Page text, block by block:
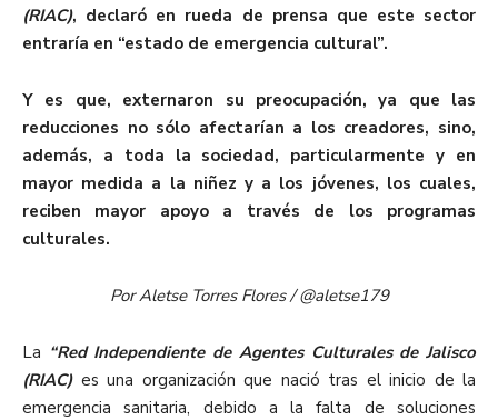
(RIAC), declaró en rueda de prensa que este sector
entraría en “estado de emergencia cultural”.
Y es que, externaron su preocupación, ya que las
reducciones no sólo afectarían a los creadores, sino,
además, a toda la sociedad, particularmente y en
mayor medida a la niñez y a los jóvenes, los cuales,
reciben mayor apoyo a través de los programas
culturales.
Por Aletse Torres Flores / @aletse179
La “Red Independiente de Agentes Culturales de Jalisco
(RIAC)es una organización que nació tras el inicio de la
emergencia sanitaria, debido a la falta de soluciones